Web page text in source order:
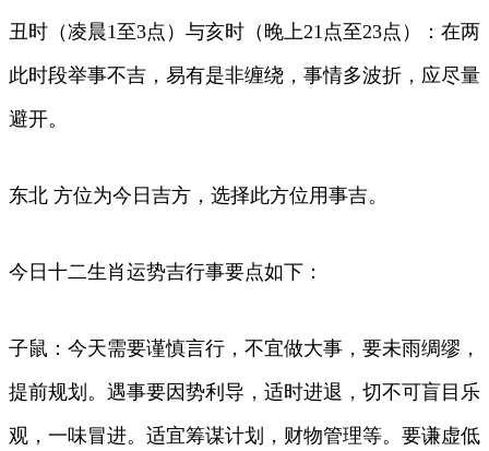
丑时（凌晨1至3点）与亥时（晚上21点至23点）：在两
此时段举事不吉，易有是非缠绕，事情多波折，应尽量
避开。
东北 方位为今日吉方，选择此方位用事吉。
今日十二生肖运势吉行事要点如下：
子鼠：今天需要谨慎言行，不宜做大事，要未雨绸缪，
提前规划。遇事要因势利导，适时进退，切不可盲目乐
观，一味冒进。适宜筹谋计划，财物管理等。要谦虚低